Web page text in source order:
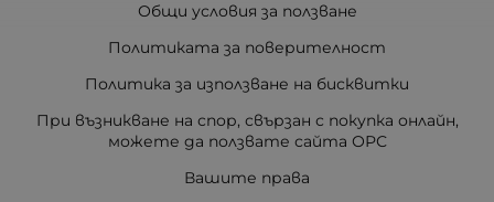
Общи условия за ползване
Политиката за поверителност
Политика за използване на бисквитки
При възникване на спор, свързан с покупка онлайн,
можете да ползвате сайта ОРС
Вашите права